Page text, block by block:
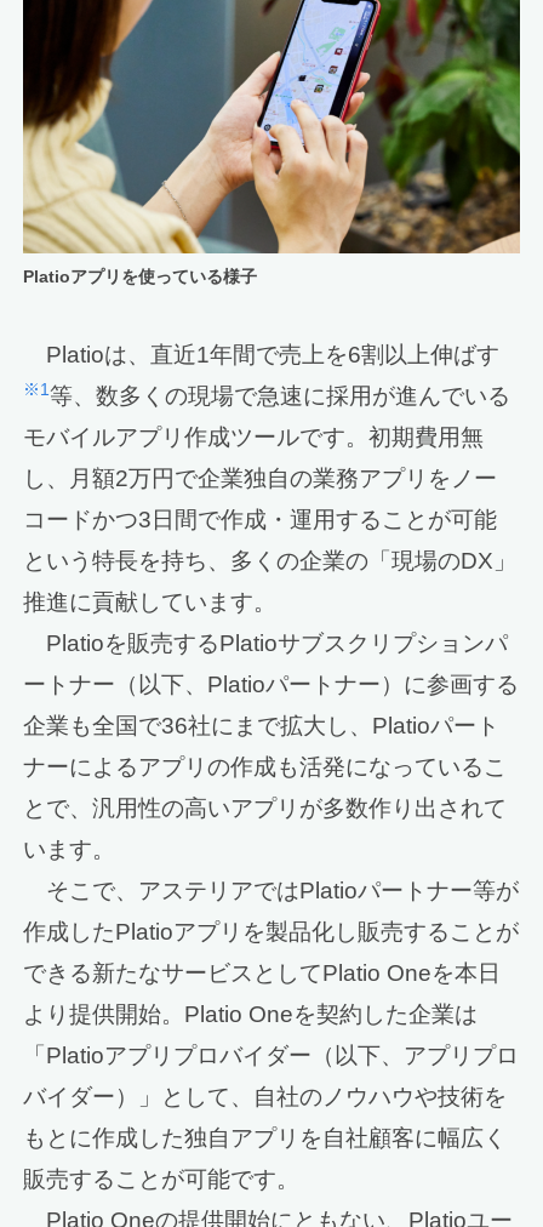
Platioアプリを使っている様子
Platioは、直近1年間で売上を6割以上伸ばす
※1等、数多くの現場で急速に採用が進んでいる
モバイルアプリ作成ツールです。初期費用無
し、月額2万円で企業独自の業務アプリをノー
コードかつ3日間で作成・運用することが可能
という特長を持ち、多くの企業の「現場のDX」
推進に貢献しています。
Platioを販売するPlatioサブスクリプションパ
ートナー（以下、Platioパートナー）に参画する
企業も全国で36社にまで拡大し、Platioパート
ナーによるアプリの作成も活発になっているこ
とで、汎用性の高いアプリが多数作り出されて
います。
そこで、アステリアではPlatioパートナー等が
作成したPlatioアプリを製品化し販売することが
できる新たなサービスとしてPlatio Oneを本日
より提供開始。Platio Oneを契約した企業は
「Platioアプリプロバイダー（以下、アプリプロ
バイダー）」として、自社のノウハウや技術を
もとに作成した独自アプリを自社顧客に幅広く
販売することが可能です。
Platio Oneの提供開始にともない、Platioユー